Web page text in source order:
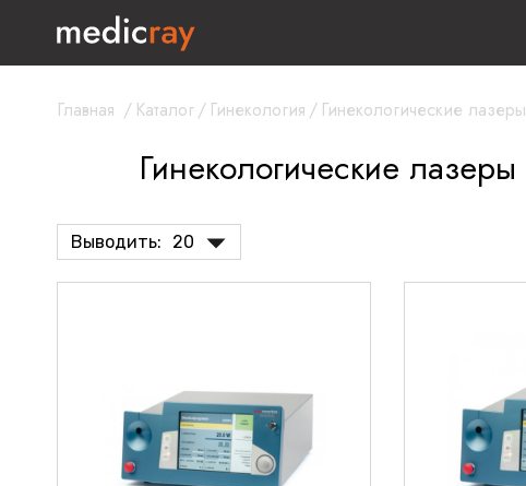
Главная / Каталог/ Гинекология / Гинекологические лазеры
Гинекологические лазеры
Выводить: 20